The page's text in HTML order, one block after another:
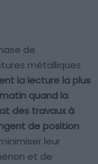
de
métalliques
la lecture la plus
quand la
des travaux à
de position
leur
et de